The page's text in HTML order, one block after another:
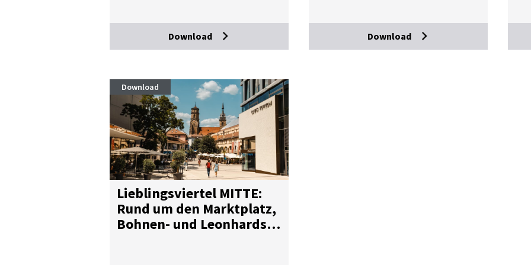
Download Download
Download
Lieb­lings­vier­tel MIT­TE:
Rund um den Markt­platz,
Boh­nen- und Leon­hards­